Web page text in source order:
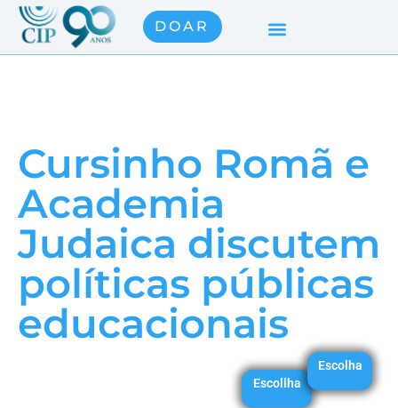
DOAR
Cursinho Romã e
Academia
Judaica discutem
políticas públicas
educacionais
Escollha
Escolha